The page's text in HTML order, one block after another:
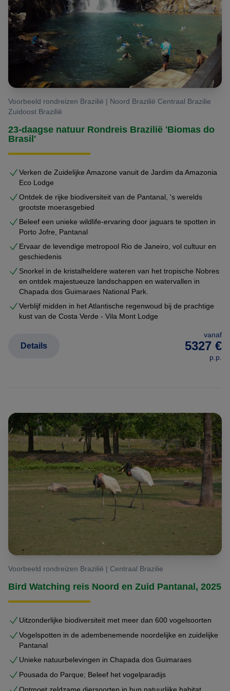
Voorbeeld rondreizen Brazilië | Noord Brazilië Centraal Brazilie
Zuidoost Brazilië
23-daagse natuur Rondreis Brazilië 'Biomas do
Brasil'
Verken de Zuidelijke Amazone vanuit de Jardim da Amazonia
Eco Lodge
Ontdek de rijke biodiversiteit van de Pantanal, 's werelds
grootste moerasgebied
Beleef een unieke wildlife-ervaring door jaguars te spotten in
Porto Jofre, Pantanal
Ervaar de levendige metropool Rio de Janeiro, vol cultuur en
geschiedenis
Snorkel in de kristalheldere wateren van het tropische Nobres
en ontdek majestueuze landschappen en watervallen in
Chapada dos Guimaraes National Park.
Verblijf midden in het Atlantische regenwoud bij de prachtige
kust van de Costa Verde - Vila Mont Lodge
vanaf
5327 €
p.p.
Details
Voorbeeld rondreizen Brazilië | Centraal Brazilie
Bird Watching reis Noord en Zuid Pantanal, 2025
Uitzonderlijke biodiversiteit met meer dan 600 vogelsoorten
Vogelspotten in de adembenemende noordelijke en zuidelijke
Pantanal
Unieke natuurbelevingen in Chapada dos Guimaraes
Pousada do Parque; Beleef het vogelparadijs